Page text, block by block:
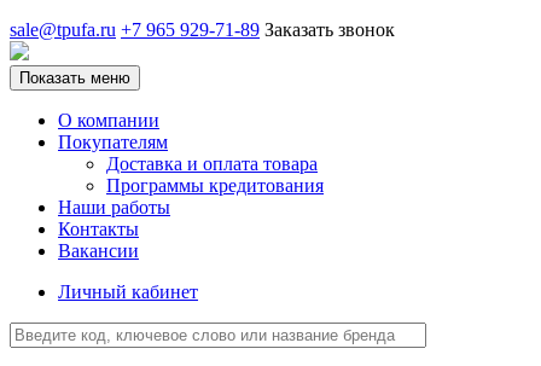
sale@tpufa.ru +7 965 929-71-89 Заказать звонок
Показать меню
О компании
Покупателям
Доставка и оплата товара
Программы кредитования
Наши работы
Контакты
Вакансии
Личный кабинет